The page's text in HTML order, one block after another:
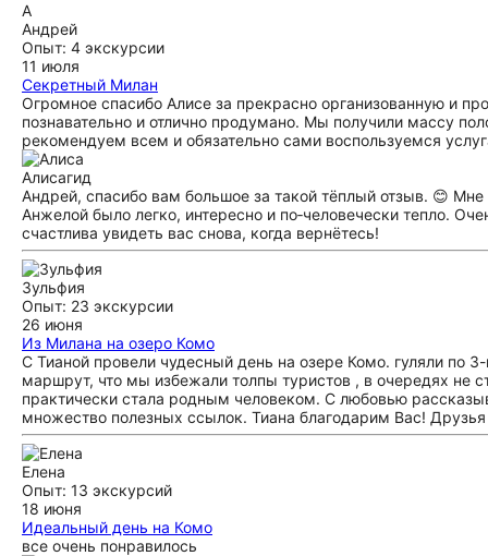
А
Андрей
Опыт: 4 экскурсии
11 июля
Секретный Милан
Огромное спасибо Алисе за прекрасно организованную и
познавательно и отлично продумано. Мы получили массу
рекомендуем всем и обязательно сами воспользуемся
Алисагид
Андрей, спасибо вам большое за такой тёплый отзыв. 😊
Анжелой было легко, интересно и по‑человечески тепло.
счастлива увидеть вас снова, когда вернётесь!
Зульфия
Опыт: 23 экскурсии
26 июня
Из Милана на озеро Комо
С Тианой провели чудесный день на озере Комо. гуляли по
маршрут, что мы избежали толпы туристов , в очередях не
практически стала родным человеком. С любовью
множество полезных ссылок. Тиана благодарим Вас!
Елена
Опыт: 13 экскурсий
18 июня
Идеальный день на Комо
все очень понравилось